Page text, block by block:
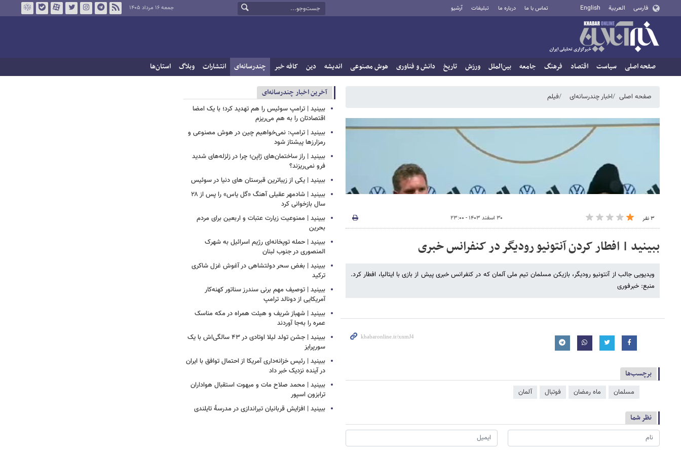
فارسی العربية English تماس با ما درباره ما تبلیغات آرشیو جمعه ۱۶ مرداد ۱۴۰۵
صفحه اصلی سیاست اقتصاد فرهنگ جامعه بین‌الملل ورزش تاریخ دانش و فناوری هوش مصنوعی اندیشه دین کافه خبر چندرسانه‌ای انتشارات وبلاگ استان‌ها
صفحه اصلی اخبار چندرسانه‌ای فیلم
۳ نفر ۳۰ اسفند ۱۴۰۳ - ۲۳:۰۰
ببینید | افطار کردن آنتونیو رودیگر در کنفرانس خبری
ویدیویی جالب از آنتونیو رودیگر، بازیکن مسلمان تیم ملی آلمان که در کنفرانس خبری پیش از بازی با ایتالیا، افطار کرد.
منبع: خبرفوری
برچسب‌ها
مسلمان ماه رمضان فوتبال آلمان
نظر شما
آخرین اخبار چندرسانه‌ای
ببینید | ترامپ سوئیس را هم تهدید کرد؛ با یک امضا
اقتصادتان را به هم می‌ریزم
ببینید | ترامپ: نمی‌خواهیم چین در هوش مصنوعی و
رمزارزها پیشتاز شود
ببینید | راز ساختمان‌های ژاپن؛ چرا در زلزله‌های شدید
فرو نمی‌ریزند؟
ببینید | یکی از زیباترین قبرستان های دنیا در سوئیس
ببینید | شادمهر عقیلی آهنگ «گل یاس» را پس از ۲۸
سال بازخوانی کرد
ببینید | ممنوعیت زیارت عتبات و اربعین برای مردم
بحرین
ببینید | حمله توپخانه‌ای رژیم اسرائیل به شهرک
المنصوری در جنوب لبنان
ببینید | بغض سحر دولتشاهی در آغوش غزل شاکری
ترکید
ببینید | توصیف مهم برنی سندرز سناتور کهنه‌کار
آمریکایی از دونالد ترامپ
ببینید | شهباز شریف و هیئت همراه در مکه مناسک
عمره را به‌جا آوردند
ببینید | جشن تولد لیلا اوتادی در ۴۳ سالگی‌اش با یک
سورپرایز
ببینید | رئیس خزانه‌داری آمریکا از احتمال توافق با ایران
در آینده نزدیک خبر داد
ببینید | محمد صلاح مات و مبهوت استقبال هواداران
ترابزون اسپور
ببینید | افزایش قربانیان تیراندازی در مدرسۀ تایلندی